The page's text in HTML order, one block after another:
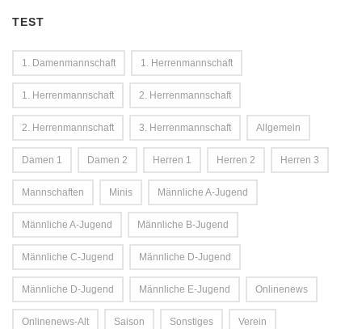
TEST
1. Damenmannschaft 1. Herrenmannschaft
1. Herrenmannschaft 2. Herrenmannschaft
2. Herrenmannschaft 3. Herrenmannschaft Allgemein
Damen 1 Damen 2 Herren 1 Herren 2 Herren 3
Mannschaften Minis Männliche A-Jugend
Männliche A-Jugend Männliche B-Jugend
Männliche C-Jugend Männliche D-Jugend
Männliche D-Jugend Männliche E-Jugend Onlinenews
Onlinenews-Alt Saison Sonstiges Verein